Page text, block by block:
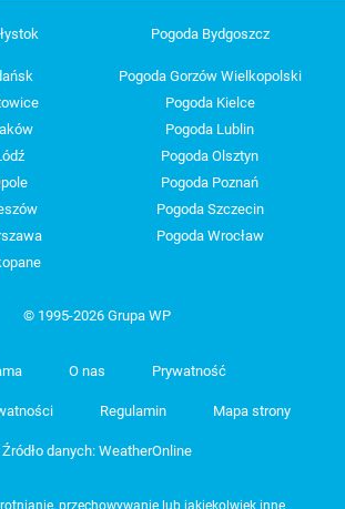
Pogoda Bydgoszcz
Pogoda Gorzów Wielkopolski
Pogoda Kielce
Pogoda Lublin
Pogoda Olsztyn
Pogoda Poznań
Pogoda Szczecin
Pogoda Wrocław
© 1995-2026 Grupa WP
O nas Prywatność
Regulamin Mapa strony
Źródło danych: WeatherOnline
przechowywanie lub jakiekolwiek inne